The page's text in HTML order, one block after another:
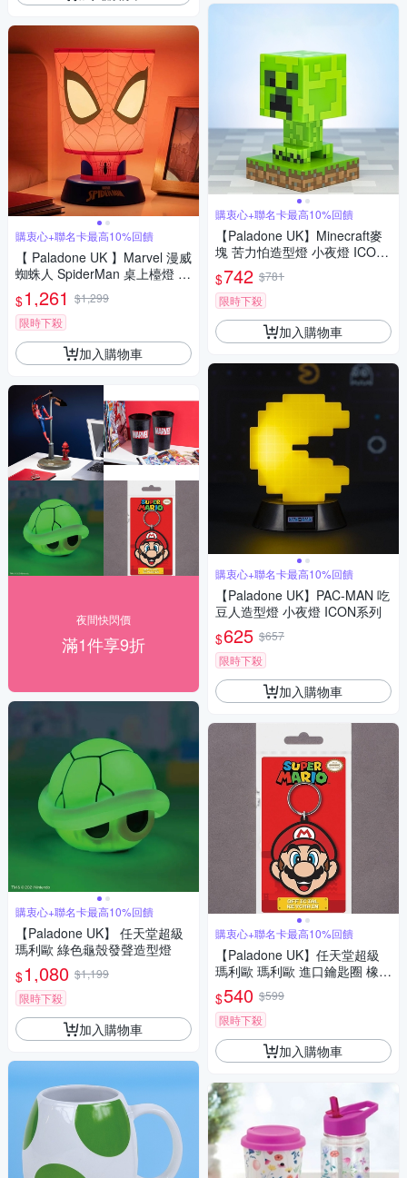
購衷心+聯名卡最高10%回饋
【 Paladone UK 】Marvel 漫威
蜘蛛人 SpiderMan 桌上檯燈 夜
燈 USB電池兩用 26CM
$1,261 $1,299
限時下殺
加入購物車
夜間快閃價
滿1件享9折
購衷心+聯名卡最高10%回饋
【Paladone UK】 任天堂超級
瑪利歐 綠色龜殼發聲造型燈
$1,080 $1,199
限時下殺
加入購物車
購衷心+聯名卡最高10%回饋
【Paladone UK】Minecraft麥
塊 苦力怕造型燈 小夜燈 ICON
系列
$742 $781
限時下殺
加入購物車
購衷心+聯名卡最高10%回饋
【Paladone UK】PAC-MAN 吃
豆人造型燈 小夜燈 ICON系列
$625 $657
限時下殺
加入購物車
購衷心+聯名卡最高10%回饋
【Paladone UK】任天堂超級
瑪利歐 瑪利歐 進口鑰匙圈 橡膠
鑰匙圈掛環
$540 $599
限時下殺
加入購物車